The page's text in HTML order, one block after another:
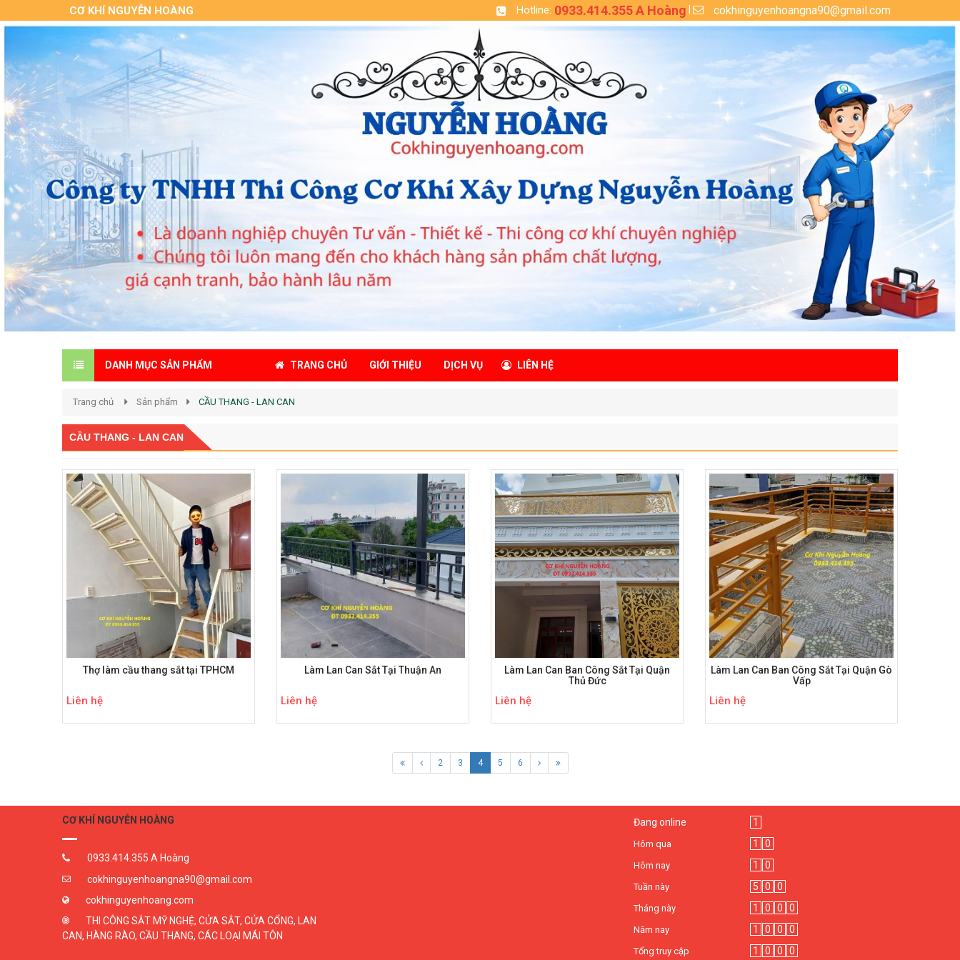
CƠ KHÍ NGUYỄN HOÀNG Hotline: 0933.414.355 A Hoàng cokhinguyenhoangna90@gmail.com
DANH MỤC SẢN PHẨM TRANG CHỦ GIỚI THIỆU DỊCH VỤ LIÊN HỆ
Trang chủ Sản phẩm CẦU THANG - LAN CAN
CẦU THANG - LAN CAN
Thợ làm cầu thang sắt tại TPHCM
Liên hệ
Làm Lan Can Sắt Tại Thuận An
Liên hệ
Làm Lan Can Ban Công Sắt Tại Quận
Thủ Đức
Liên hệ
Làm Lan Can Ban Công Sắt Tại Quận Gò
Vấp
Liên hệ
2 3 4 5 6
CƠ KHÍ NGUYỄN HOÀNG
0933.414.355 A Hoàng
cokhinguyenhoangna90@gmail.com
cokhinguyenhoang.com
THI CÔNG SẮT MỸ NGHỆ, CỬA SẮT, CỬA CỔNG, LAN
CAN, HÀNG RÀO, CẦU THANG, CÁC LOẠI MÁI TÔN
Đang online 1
Hôm qua 1 0
Hôm nay 1 0
Tuần này 5 0 0
Tháng này 1 0 0 0
Năm nay 1 0 0 0
Tổng truy cập 1 0 0 0